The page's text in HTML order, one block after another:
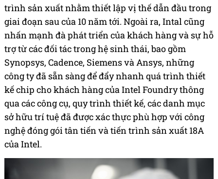
trình sản xuất nhằm thiết lập vị thế dẫn đầu trong
giai đoạn sau của 10 năm tới. Ngoài ra, Intal cũng
nhấn mạnh đà phát triển của khách hàng và sự hỗ
trợ từ các đối tác trong hệ sinh thái, bao gồm
Synopsys, Cadence, Siemens và Ansys, những
công ty đã sẵn sàng để đẩy nhanh quá trình thiết
kế chip cho khách hàng của Intel Foundry thông
qua các công cụ, quy trình thiết kế, các danh mục
sở hữu trí tuệ đã được xác thực phù hợp với công
nghệ đóng gói tân tiến và tiến trình sản xuất 18A
của Intel.